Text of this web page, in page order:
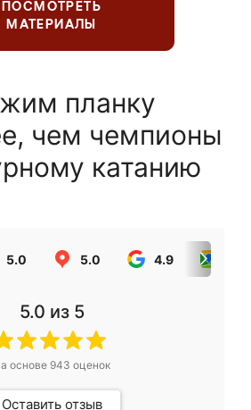
ПОСМОТРЕТЬ
МАТЕРИАЛЫ
планку
чем чемпионы
катанию
5.0 5.0 4.9
5.0 из 5
основе 943 оценок
Оставить отзыв